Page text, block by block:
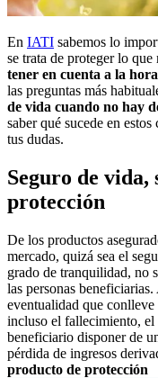
En IATI sabemos lo
se trata de proteger lo
tener en cuenta a la
las preguntas más
de vida cuando no hay
saber qué sucede en
tus dudas.
Seguro de
protección
De los productos
mercado, quizá sea el
grado de tranquilidad, no
las personas
eventualidad que
incluso el fallecimiento,
beneficiario disponer de
pérdida de ingresos
producto de protección